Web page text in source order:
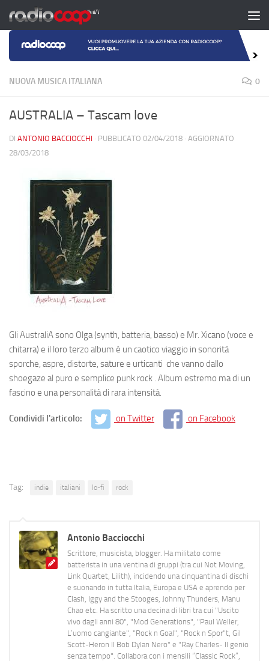
Salta al contenuto
NUOVA MUSICA ITALIANA 0
AUSTRALIA – Tascam love
DI ANTONIO BACCIOCCHI · PUBBLICATO 02/04/2018 · AGGIORNATO
28/03/2018
Gli AustraliA sono Olga (synth, batteria, basso) e Mr. Xicano (voce e
chitarra) e il loro terzo album è un caotico viaggio in sonorità
sporche, aspre, distorte, sature e urticanti che vanno dallo
shoegaze al puro e semplice punk rock . Album estremo ma di un
fascino e una personalità di rara intensità.
Condividi l'articolo: on Twitter on Facebook
Tag: indie italiani lo-fi rock
Antonio Bacciocchi
Scrittore, musicista, blogger. Ha militato come
batterista in una ventina di gruppi (tra cui Not Moving,
Link Quartet, Lilith), incidendo una cinquantina di dischi
e suonando in tutta Italia, Europa e USA e aprendo per
Clash, Iggy and the Stooges, Johnny Thunders, Manu
Chao etc. Ha scritto una decina di libri tra cui "Uscito
vivo dagli anni 80", "Mod Generations", "Paul Weller,
L’uomo cangiante", "Rock n Goal", "Rock n Spor"t, Gil
Scott-Heron Il Bob Dylan Nero" e "Ray Charles- Il genio
senza tempo". Collabora con i mensili “Classic Rock”,